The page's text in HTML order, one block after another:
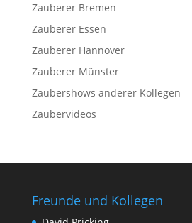
Zauberer Bremen
Zauberer Essen
Zauberer Hannover
Zauberer Münster
Zaubershows anderer Kollegen
Zaubervideos
Freunde und Kollegen